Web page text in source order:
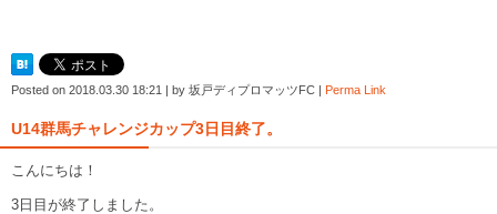
Posted on 2018.03.30 18:21 by 坂戸ディプロマッツFC Perma Link
U14群馬チャレンジカップ3日目終了。
こんにちは！
3日目が終了しました。